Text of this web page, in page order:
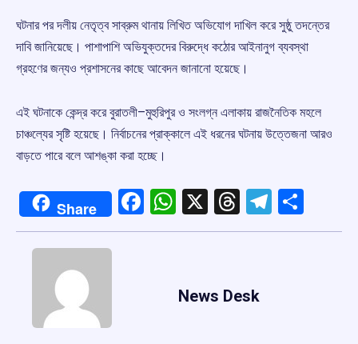
ঘটনার পর দলীয় নেতৃত্ব সাব্রুম থানায় লিখিত অভিযোগ দাখিল করে সুষ্ঠু তদন্তের
দাবি জানিয়েছে। পাশাপাশি অভিযুক্তদের বিরুদ্ধে কঠোর আইনানুগ ব্যবস্থা
গ্রহণের জন্যও প্রশাসনের কাছে আবেদন জানানো হয়েছে।
এই ঘটনাকে কেন্দ্র করে বুরাতলী–মুহুরিপুর ও সংলগ্ন এলাকায় রাজনৈতিক মহলে
চাঞ্চল্যের সৃষ্টি হয়েছে। নির্বাচনের প্রাক্কালে এই ধরনের ঘটনায় উত্তেজনা আরও
বাড়তে পারে বলে আশঙ্কা করা হচ্ছে।
Share Facebook
WhatsApp
X Threads
News Desk